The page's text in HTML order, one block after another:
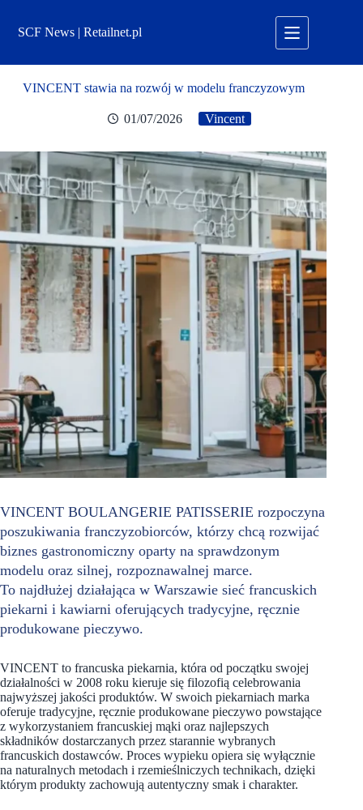
treściSCF News | Retailnet.pl
VINCENT stawia na rozwój w modelu franczyzowym
01/07/2026 Vincent
VINCENT BOULANGERIE PATISSERIE rozpoczyna
poszukiwania franczyzobiorców, którzy chcą rozwijać
biznes gastronomiczny oparty na sprawdzonym
modelu oraz silnej, rozpoznawalnej marce.
To najdłużej działająca w Warszawie sieć francuskich
piekarni i kawiarni oferujących tradycyjne, ręcznie
produkowane pieczywo.
VINCENT to francuska piekarnia, która od początku swojej
działalności w 2008 roku kieruje się filozofią celebrowania
najwyższej jakości produktów. W swoich piekarniach marka
oferuje tradycyjne, ręcznie produkowane pieczywo powstające
z wykorzystaniem francuskiej mąki oraz najlepszych
składników dostarczanych przez starannie wybranych
francuskich dostawców. Proces wypieku opiera się wyłącznie
na naturalnych metodach i rzemieślniczych technikach, dzięki
którym produkty zachowują autentyczny smak i charakter.